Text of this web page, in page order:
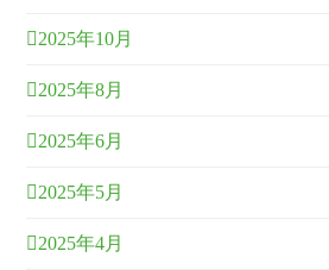
2025年10月
2025年8月
2025年6月
2025年5月
2025年4月